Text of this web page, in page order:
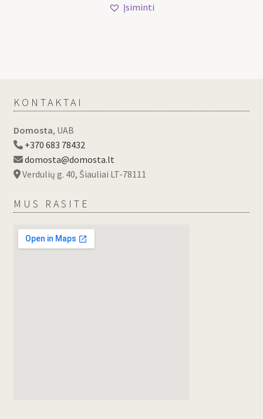
Įsiminti
KONTAKTAI
Domosta, UAB
+370 683 78432
domosta@domosta.lt
Verdulių g. 40, Šiauliai LT-78111
MUS RASITE